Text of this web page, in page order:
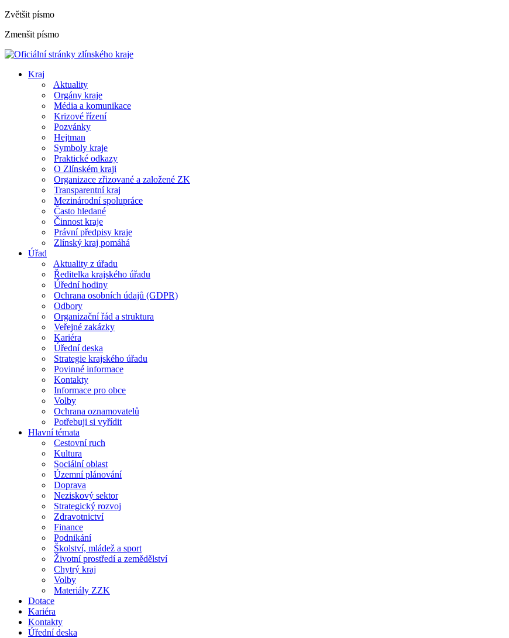
Zvětšit písmo
Zmenšit písmo
Kraj
Aktuality
Orgány kraje
Média a komunikace
Krizové řízení
Pozvánky
Hejtman
Symboly kraje
Praktické odkazy
O Zlínském kraji
Organizace zřizované a založené ZK
Transparentní kraj
Mezinárodní spolupráce
Často hledané
Činnost kraje
Právní předpisy kraje
Zlínský kraj pomáhá
Úřad
Aktuality z úřadu
Ředitelka krajského úřadu
Úřední hodiny
Ochrana osobních údajů (GDPR)
Odbory
Organizační řád a struktura
Veřejné zakázky
Kariéra
Úřední deska
Strategie krajského úřadu
Povinné informace
Kontakty
Informace pro obce
Volby
Ochrana oznamovatelů
Potřebuji si vyřídit
Hlavní témata
Cestovní ruch
Kultura
Sociální oblast
Územní plánování
Doprava
Neziskový sektor
Strategický rozvoj
Zdravotnictví
Finance
Podnikání
Školství, mládež a sport
Životní prostředí a zemědělství
Chytrý kraj
Volby
Materiály ZZK
Dotace
Kariéra
Kontakty
Úřední deska